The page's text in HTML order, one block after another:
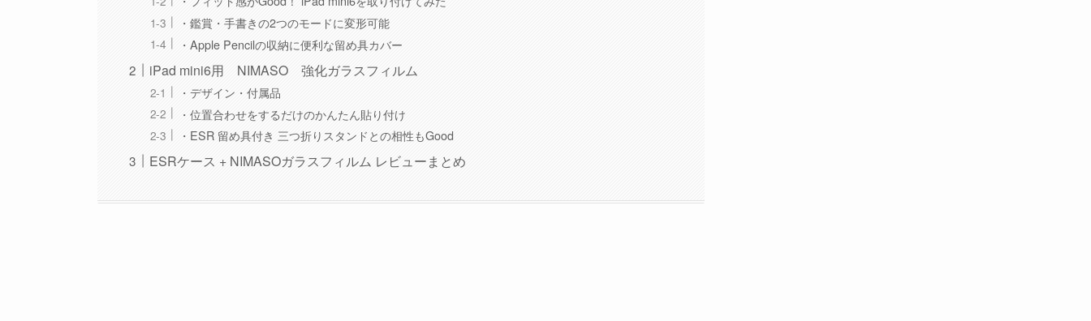
・鑑賞・手書きの2つのモードに変形可能
・Apple Pencilの収納に便利な留め具カバー
iPad mini6用 NIMASO 強化ガラスフィルム
・デザイン・付属品
・位置合わせをするだけのかんたん貼り付け
・ESR 留め具付き 三つ折りスタンドとの相性もGood
ESRケース + NIMASOガラスフィルム レビューまとめ